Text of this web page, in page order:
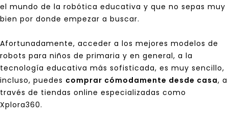
el mundo de la robótica educativa y que no sepas muy
bien por donde empezar a buscar.
Afortunadamente, acceder a los mejores modelos de
robots para niños de primaria y en general, a la
tecnología educativa más sofisticada, es muy sencillo,
incluso, puedes comprar cómodamente desde casa, a
través de tiendas online especializadas como
Xplora360.